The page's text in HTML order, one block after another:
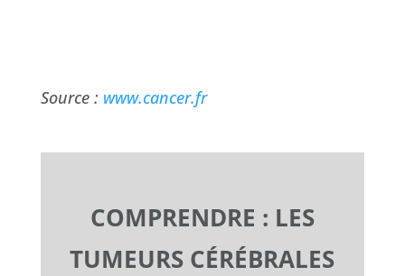
Source : www.cancer.fr
COMPRENDRE : LES
TUMEURS CÉRÉBRALES